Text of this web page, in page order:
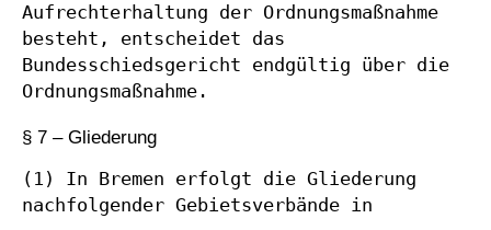
Aufrechterhaltung der Ordnungsmaßnahme
besteht, entscheidet das
Bundesschiedsgericht endgültig über die
Ordnungsmaßnahme.
§ 7 – Gliederung
(1) In Bremen erfolgt die Gliederung
nachfolgender Gebietsverbände in